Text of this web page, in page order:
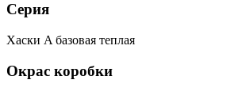
Серия
Хаски A базовая теплая
Окрас коробки